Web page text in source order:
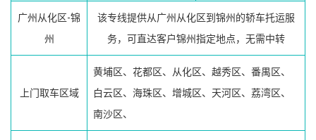
广州从化区-锦
州
该专线提供从广州从化区到锦州的轿车托运服
务，可直达客户锦州指定地点，无需中转
上门取车区域
黄埔区、花都区、从化区、越秀区、番禺区、
白云区、海珠区、增城区、天河区、荔湾区、
南沙区、